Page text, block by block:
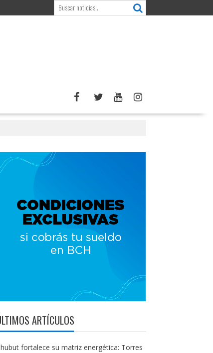
ARTÍCULOS
fortalece su matriz energética: Torres